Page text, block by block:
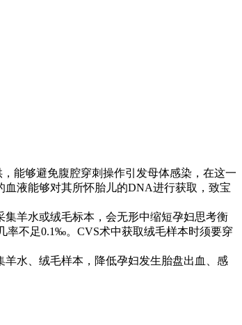
能够避免腹腔穿刺操作引发母体感染，在这一
液能够对其所怀胎儿的DNA进行获取，致宝
羊水或绒毛标本，会无形中缩短孕妇思考衡
率不足0.1‰。CVS术中获取绒毛样本时须要穿
水、绒毛样本，降低孕妇发生胎盘出血、感